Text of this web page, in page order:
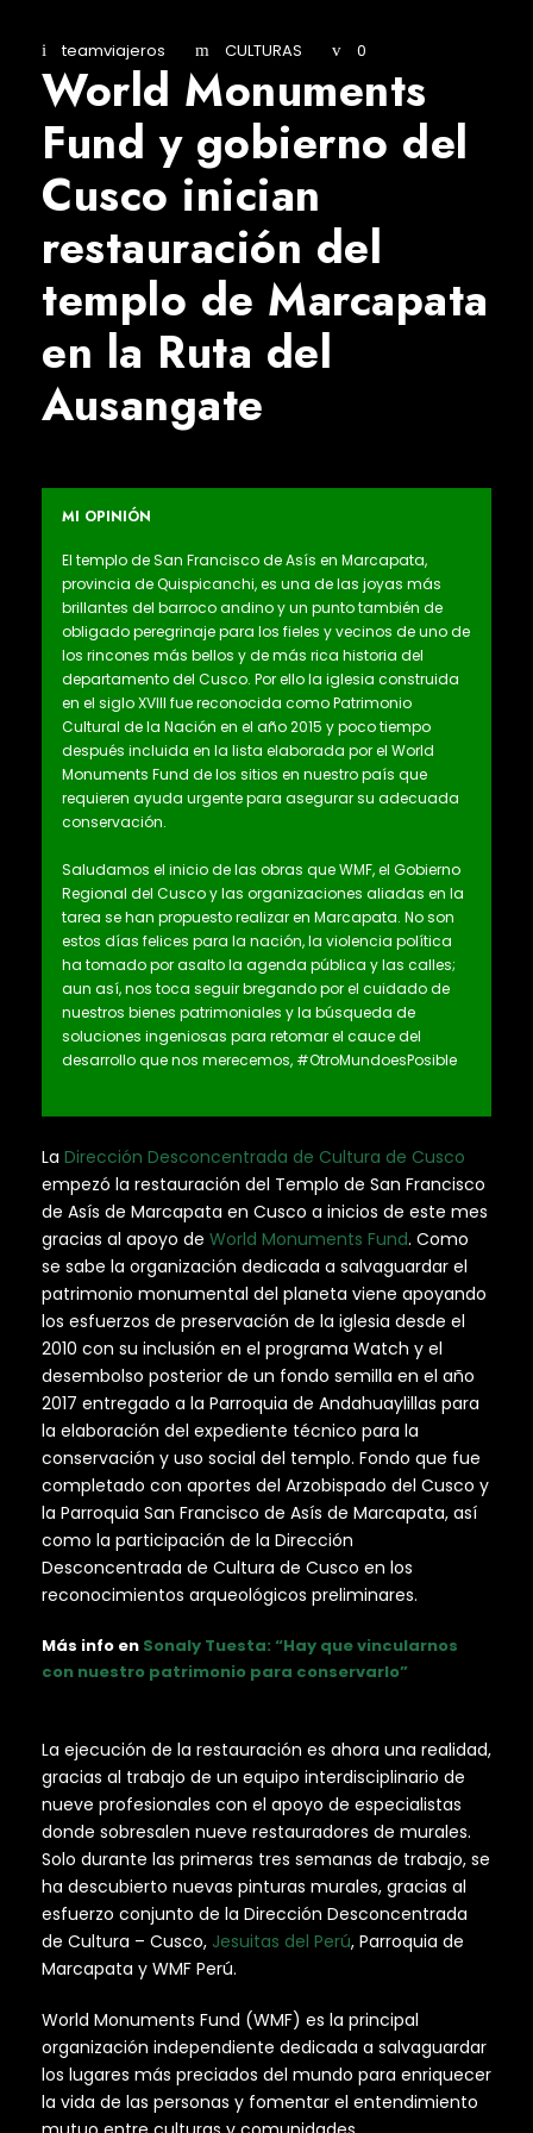
teamviajeros CULTURAS 0
World Monuments
Fund y gobierno del
Cusco inician
restauración del
templo de Marcapata
en la Ruta del
Ausangate
MI OPINIÓN
El templo de San Francisco de Asís en Marcapata,
provincia de Quispicanchi, es una de las joyas más
brillantes del barroco andino y un punto también de
obligado peregrinaje para los fieles y vecinos de uno de
los rincones más bellos y de más rica historia del
departamento del Cusco. Por ello la iglesia construida
en el siglo XVIII fue reconocida como Patrimonio
Cultural de la Nación en el año 2015 y poco tiempo
después incluida en la lista elaborada por el World
Monuments Fund de los sitios en nuestro país que
requieren ayuda urgente para asegurar su adecuada
conservación.
Saludamos el inicio de las obras que WMF, el Gobierno
Regional del Cusco y las organizaciones aliadas en la
tarea se han propuesto realizar en Marcapata. No son
estos días felices para la nación, la violencia política
ha tomado por asalto la agenda pública y las calles;
aun así, nos toca seguir bregando por el cuidado de
nuestros bienes patrimoniales y la búsqueda de
soluciones ingeniosas para retomar el cauce del
desarrollo que nos merecemos, #OtroMundoesPosible
La Dirección Desconcentrada de Cultura de Cusco
empezó la restauración del Templo de San Francisco
de Asís de Marcapata en Cusco a inicios de este mes
gracias al apoyo de World Monuments Fund. Como
se sabe la organización dedicada a salvaguardar el
patrimonio monumental del planeta viene apoyando
los esfuerzos de preservación de la iglesia desde el
2010 con su inclusión en el programa Watch y el
desembolso posterior de un fondo semilla en el año
2017 entregado a la Parroquia de Andahuaylillas para
la elaboración del expediente técnico para la
conservación y uso social del templo. Fondo que fue
completado con aportes del Arzobispado del Cusco y
la Parroquia San Francisco de Asís de Marcapata, así
como la participación de la Dirección
Desconcentrada de Cultura de Cusco en los
reconocimientos arqueológicos preliminares.
Más info en Sonaly Tuesta: “Hay que vincularnos
con nuestro patrimonio para conservarlo”
La ejecución de la restauración es ahora una realidad,
gracias al trabajo de un equipo interdisciplinario de
nueve profesionales con el apoyo de especialistas
donde sobresalen nueve restauradores de murales.
Solo durante las primeras tres semanas de trabajo, se
ha descubierto nuevas pinturas murales, gracias al
esfuerzo conjunto de la Dirección Desconcentrada
de Cultura – Cusco, Jesuitas del Perú, Parroquia de
Marcapata y WMF Perú.
World Monuments Fund (WMF) es la principal
organización independiente dedicada a salvaguardar
los lugares más preciados del mundo para enriquecer
la vida de las personas y fomentar el entendimiento